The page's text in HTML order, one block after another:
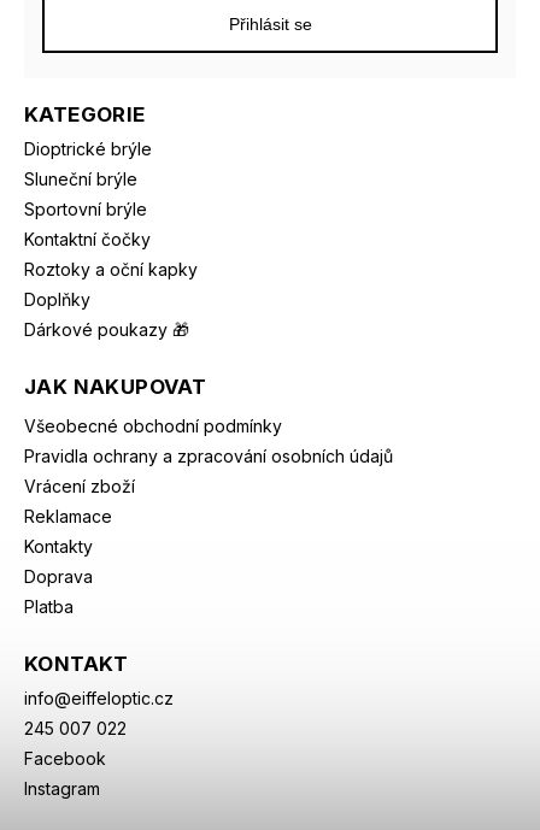
KATEGORIE
Dioptrické brýle
Sluneční brýle
Sportovní brýle
Kontaktní čočky
Roztoky a oční kapky
Doplňky
Dárkové poukazy 🎁
JAK NAKUPOVAT
Všeobecné obchodní podmínky
Pravidla ochrany a zpracování osobních údajů
Vrácení zboží
Reklamace
Kontakty
Doprava
Platba
KONTAKT
info@eiffeloptic.cz
245 007 022
Facebook
Instagram
Přihlásit se